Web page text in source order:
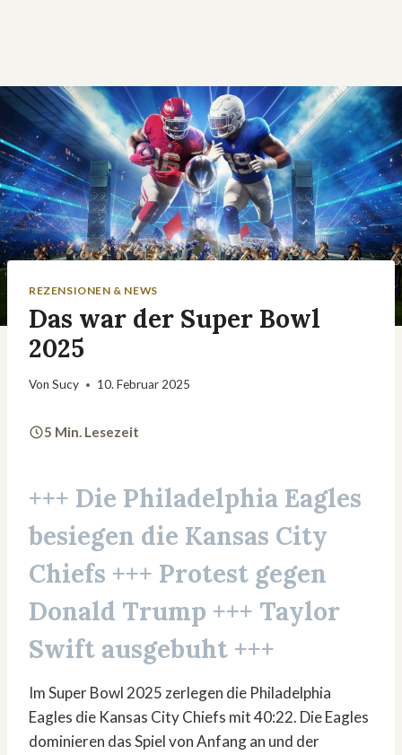
REZENSIONEN & NEWS
Das war der Super Bowl
2025
Von Sucy 10. Februar 2025
5 Min. Lesezeit
+++ Die Philadelphia Eagles
besiegen die Kansas City
Chiefs +++ Protest gegen
Donald Trump +++ Taylor
Swift ausgebuht +++
Im Super Bowl 2025 zerlegen die Philadelphia
Eagles die Kansas City Chiefs mit 40:22. Die Eagles
dominieren das Spiel von Anfang an und der